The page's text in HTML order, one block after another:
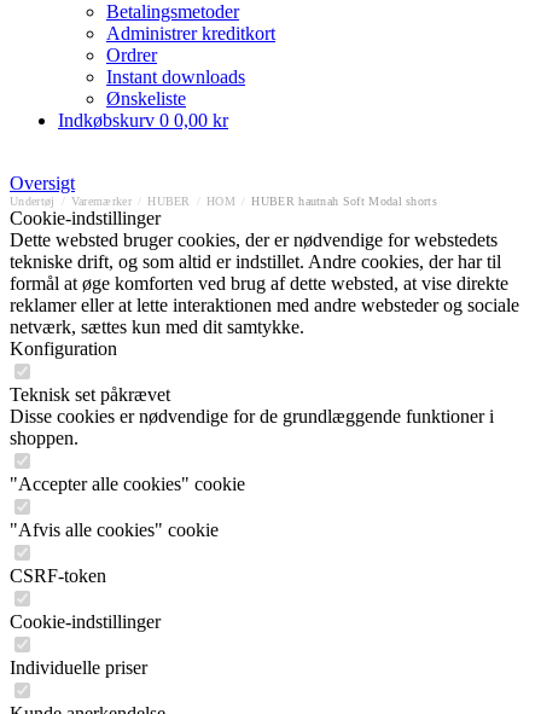
Betalingsmetoder
Administrer kreditkort
Ordrer
Instant downloads
Ønskeliste
Indkøbskurv 0 0,00 kr
Oversigt
Undertøj Varemærker HUBER HOM HUBER hautnah Soft Modal shorts
Cookie-indstillinger
Dette websted bruger cookies, der er nødvendige for webstedets
tekniske drift, og som altid er indstillet. Andre cookies, der har til
formål at øge komforten ved brug af dette websted, at vise direkte
reklamer eller at lette interaktionen med andre websteder og sociale
netværk, sættes kun med dit samtykke.
Konfiguration
Teknisk set påkrævet
Disse cookies er nødvendige for de grundlæggende funktioner i
shoppen.
"Accepter alle cookies" cookie
"Afvis alle cookies" cookie
CSRF-token
Cookie-indstillinger
Individuelle priser